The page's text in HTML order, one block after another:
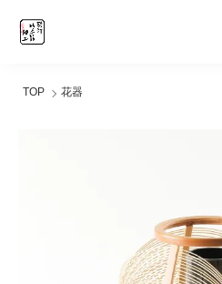
TOP 花器